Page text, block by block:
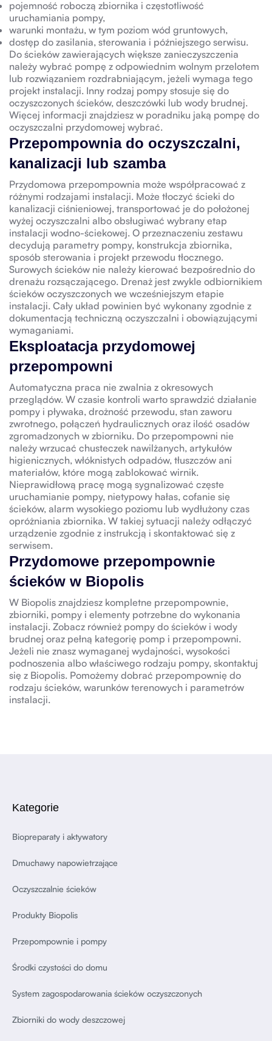
pojemność roboczą zbiornika i częstotliwość
uruchamiania pompy,
warunki montażu, w tym poziom wód gruntowych,
dostęp do zasilania, sterowania i późniejszego serwisu.
Do ścieków zawierających większe zanieczyszczenia
należy wybrać pompę z odpowiednim wolnym przelotem
lub rozwiązaniem rozdrabniającym, jeżeli wymaga tego
projekt instalacji. Inny rodzaj pompy stosuje się do
oczyszczonych ścieków, deszczówki lub wody brudnej.
Więcej informacji znajdziesz w poradniku jaką pompę do
oczyszczalni przydomowej wybrać.
Przepompownia do oczyszczalni,
kanalizacji lub szamba
Przydomowa przepompownia może współpracować z
różnymi rodzajami instalacji. Może tłoczyć ścieki do
kanalizacji ciśnieniowej, transportować je do położonej
wyżej oczyszczalni albo obsługiwać wybrany etap
instalacji wodno-ściekowej. O przeznaczeniu zestawu
decydują parametry pompy, konstrukcja zbiornika,
sposób sterowania i projekt przewodu tłocznego.
Surowych ścieków nie należy kierować bezpośrednio do
drenażu rozsączającego. Drenaż jest zwykle odbiornikiem
ścieków oczyszczonych we wcześniejszym etapie
instalacji. Cały układ powinien być wykonany zgodnie z
dokumentacją techniczną oczyszczalni i obowiązującymi
wymaganiami.
Eksploatacja przydomowej
przepompowni
Automatyczna praca nie zwalnia z okresowych
przeglądów. W czasie kontroli warto sprawdzić działanie
pompy i pływaka, drożność przewodu, stan zaworu
zwrotnego, połączeń hydraulicznych oraz ilość osadów
zgromadzonych w zbiorniku. Do przepompowni nie
należy wrzucać chusteczek nawilżanych, artykułów
higienicznych, włóknistych odpadów, tłuszczów ani
materiałów, które mogą zablokować wirnik.
Nieprawidłową pracę mogą sygnalizować częste
uruchamianie pompy, nietypowy hałas, cofanie się
ścieków, alarm wysokiego poziomu lub wydłużony czas
opróżniania zbiornika. W takiej sytuacji należy odłączyć
urządzenie zgodnie z instrukcją i skontaktować się z
serwisem.
Przydomowe przepompownie
ścieków w Biopolis
W Biopolis znajdziesz kompletne przepompownie,
zbiorniki, pompy i elementy potrzebne do wykonania
instalacji. Zobacz również pompy do ścieków i wody
brudnej oraz pełną kategorię pomp i przepompowni.
Jeżeli nie znasz wymaganej wydajności, wysokości
podnoszenia albo właściwego rodzaju pompy, skontaktuj
się z Biopolis. Pomożemy dobrać przepompownię do
rodzaju ścieków, warunków terenowych i parametrów
instalacji.
Kategorie
Biopreparaty i aktywatory
Dmuchawy napowietrzające
Oczyszczalnie ścieków
Produkty Biopolis
Przepompownie i pompy
Środki czystości do domu
System zagospodarowania ścieków oczyszczonych
Zbiorniki do wody deszczowej